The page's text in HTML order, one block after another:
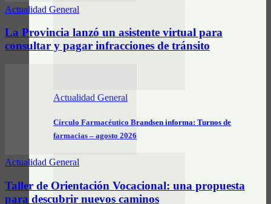
Actualidad General
Círculo Farmacéutico Brandsen informa: Turnos de
farmacias – agosto 2026
Actualidad General
La Provincia lanzó un asistente virtual para
consultar y pagar infracciones de tránsito
Actualidad General
Taller de Orientación Vocacional: una propuesta
para descubrir nuevos caminos